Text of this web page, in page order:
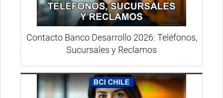
Contacto Banco Desarrollo 2026: Teléfonos,
Sucursales y Reclamos